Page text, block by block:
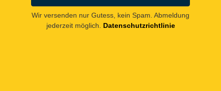
Wir versenden nur Gutess, kein Spam. Abmeldung
jederzeit möglich.
Datenschutzrichtlinie